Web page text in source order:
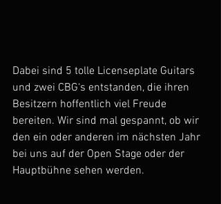
Dabei sind 5 tolle Licenseplate Guitars
und zwei CBG‘s entstanden, die ihren
Besitzern hoffentlich viel Freude
bereiten. Wir sind mal gespannt, ob wir
den ein oder anderen im nächsten Jahr
bei uns auf der Open Stage oder der
Hauptbühne sehen werden.